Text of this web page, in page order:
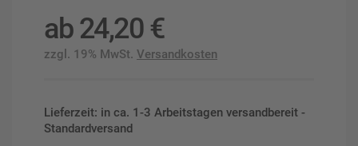
ab24,20 €
zzgl. 19% MwSt. Versandkosten
Lieferzeit: in ca. 1-3 Arbeitstagen versandbereit -
Standardversand